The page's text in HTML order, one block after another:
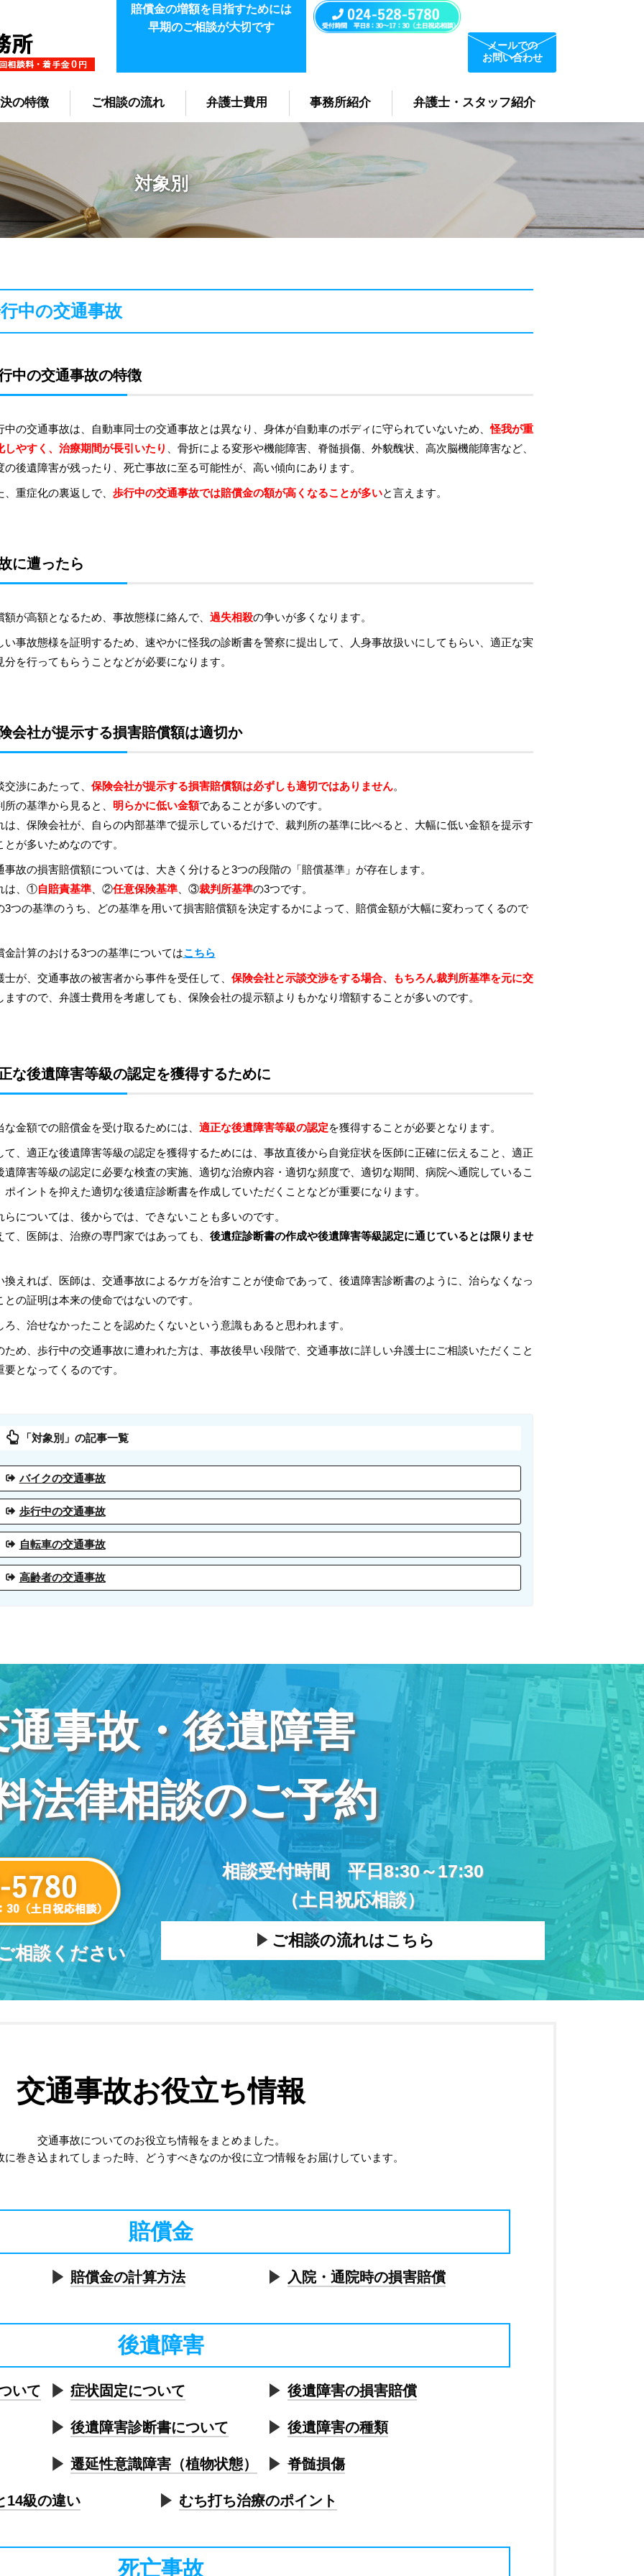
賠償金の増額を目指すためには
早期のご相談が大切です
メールでの
お問い合わせ
の特徴 ご相談の流れ 弁護士費用 事務所紹介 弁護士・スタッフ紹介
対象別
中の交通事故
中の交通事故の特徴
中の交通事故は、自動車同士の交通事故とは異なり、身体が自動車のボディに守られていないため、怪我が重
しやすく、治療期間が長引いたり
、骨折による変形や機能障害、脊髄損傷、外貌醜状、高次脳機能障害など、
の後遺障害が残ったり、死亡事故に至る可能性が、高い傾向にあります。
、重症化の裏返しで、 歩行中の交通事故では賠償金の額が高くなることが多いと言えます。
に遭ったら
額が高額となるため、事故態様に絡んで、 過失相殺の争いが多くなります。
い事故態様を証明するため、速やかに怪我の診断書を警察に提出して、人身事故扱いにしてもらい、適正な実
分を行ってもらうことなどが必要になります。
会社が提示する損害賠償額は適切か
交渉にあたって、 保険会社が提示する損害賠償額は必ずしも適切ではありません。
所の基準から見ると、 明らかに低い金額であることが多いのです。
は、保険会社が、自らの内部基準で提示しているだけで、裁判所の基準に比べると、大幅に低い金額を提示す
とが多いためなのです。
事故の損害賠償額については、大きく分けると3つの段階の「賠償基準」が存在します。
は、①自賠責基準、②任意保険基準、③裁判所基準の3つです。
3つの基準のうち、どの基準を用いて損害賠償額を決定するかによって、賠償金額が大幅に変わってくるので
金計算のおける3つの基準についてはこちら
士が、交通事故の被害者から事件を受任して、 保険会社と示談交渉をする場合、もちろん裁判所基準を元に交
ますので、弁護士費用を考慮しても、保険会社の提示額よりもかなり増額することが多いのです。
な後遺障害等級の認定を獲得するために
な金額での賠償金を受け取るためには、 適正な後遺障害等級の認定を獲得することが必要となります。
て、適正な後遺障害等級の認定を獲得するためには、事故直後から自覚症状を医師に正確に伝えること、適正
遺障害等級の認定に必要な検査の実施、適切な治療内容・適切な頻度で、適切な期間、病院へ通院しているこ
ポイントを抑えた適切な後遺症診断書を作成していただくことなどが重要になります。
らについては、後からでは、できないことも多いのです。
て、医師は、治療の専門家ではあっても、 後遺症診断書の作成や後遺障害等級認定に通じているとは限りませ
換えれば、医師は、交通事故によるケガを治すことが使命であって、後遺障害診断書のように、治らなくなっ
との証明は本来の使命ではないのです。
ろ、治せなかったことを認めたくないという意識もあると思われます。
ため、歩行中の交通事故に遭われた方は、事故後早い段階で、交通事故に詳しい弁護士にご相談いただくこと
要となってくるのです。
「対象別」の記事一覧
バイクの交通事故
歩行中の交通事故
自転車の交通事故
高齢者の交通事故
通事故・後遺障害
法律相談のご予約
相談ください
相談受付時間 平日8:30～17:30
（土日祝応相談）
ご相談の流れはこちら
交通事故お役立ち情報
交通事故についてのお役立ち情報をまとめました。
巻き込まれてしまった時、どうすべきなのか役に立つ情報をお届けしています。
賠償金
賠償金の計算方法 入院・通院時の損害賠償
後遺障害
いて 症状固定について 後遺障害の損害賠償
後遺障害診断書について 後遺障害の種類
遷延性意識障害（植物状態） 脊髄損傷
14級の違い むち打ち治療のポイント
死亡事故